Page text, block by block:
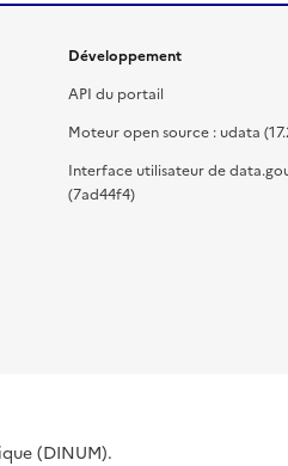
Développement
API du portail
Moteur open source : udata
Interface utilisateur de
(7ad44f4)
(DINUM).